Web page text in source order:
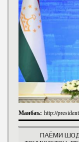
Манбаъ: http://
ПАЁМИ